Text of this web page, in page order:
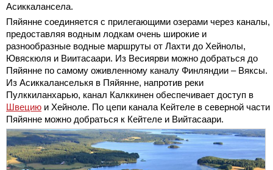
Асиккалансела.
Пяйянне соединяется с прилегающими озерами через каналы,
предоставляя водным лодкам очень широкие и
разнообразные водные маршруты от Лахти до Хейнолы,
Ювяскюля и Виитасаари. Из Весиярви можно добраться до
Пяйянне по самому оживленному каналу Финляндии – Вяксы.
Из Асиккаланселькя в Пяйянне, напротив реки
Пулккиланхарью, канал Калккинен обеспечивает доступ в
Швецию и Хейноле. По цепи канала Кейтеле в северной части
Пяйянне можно добраться к Кейтеле и Вийтасаари.